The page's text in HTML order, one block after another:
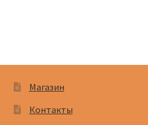
Магазин
Контакты